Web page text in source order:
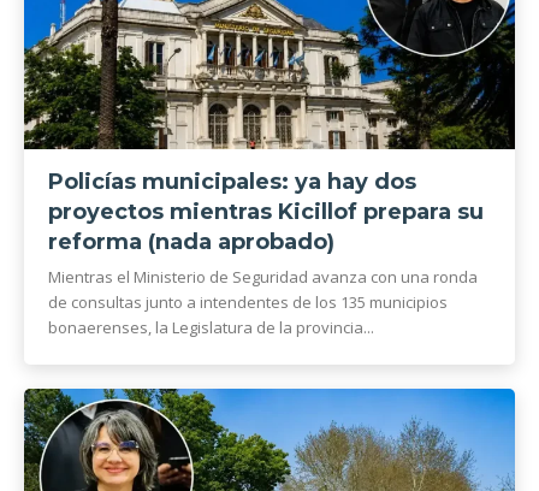
Policías municipales: ya hay dos
proyectos mientras Kicillof prepara su
reforma (nada aprobado)
Mientras el Ministerio de Seguridad avanza con una ronda
de consultas junto a intendentes de los 135 municipios
bonaerenses, la Legislatura de la provincia...